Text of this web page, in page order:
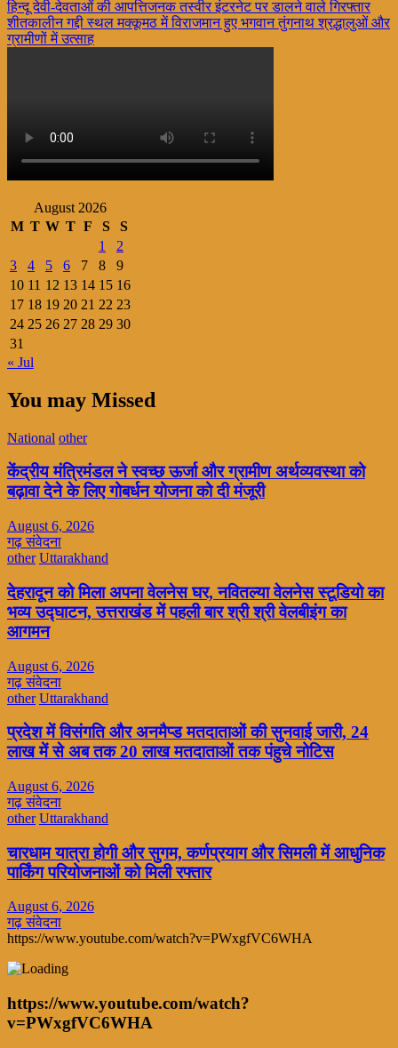
Share
Post
navigation
हिन्दू देवी-देवताओं की आपत्तिजनक तस्वीर इंटरनेट पर डालने वाले गिरफ्तार
शीतकालीन गद्दी स्थल मक्कूमठ में विराजमान हुए भगवान तुंगनाथ श्रद्धालुओं और
ग्रामीणों में उत्साह
August 2026
M T W T F S
S
1
2
3
4 5 6 7 8
9
10 11 12 13 14 15 16
17 18 19 20 21 22 23
24 25 26 27 28 29 30
31
« Jul
You may Missed
National other
केंद्रीय मंत्रिमंडल ने स्वच्छ ऊर्जा और ग्रामीण अर्थव्यवस्था को
बढ़ावा देने के लिए गोबर्धन योजना को दी मंजूरी
August 6, 2026
गढ़ संवेदना
other Uttarakhand
देहरादून को मिला अपना वेलनेस घर, नवितल्या वेलनेस स्टूडियो का
भव्य उद्घाटन, उत्तराखंड में पहली बार श्री श्री वेलबीइंग का
आगमन
August 6, 2026
गढ़ संवेदना
other Uttarakhand
प्रदेश में विसंगति और अनमैप्ड मतदाताओं की सुनवाई जारी, 24
लाख में से अब तक 20 लाख मतदाताओं तक पंहुचे नोटिस
August 6, 2026
गढ़ संवेदना
other Uttarakhand
चारधाम यात्रा होगी और सुगम, कर्णप्रयाग और सिमली में आधुनिक
पार्किंग परियोजनाओं को मिली रफ्तार
August 6, 2026
गढ़ संवेदना
https://www.youtube.com/watch?v=PWxgfVC6WHA
https://www.youtube.com/watch?
v=PWxgfVC6WHA